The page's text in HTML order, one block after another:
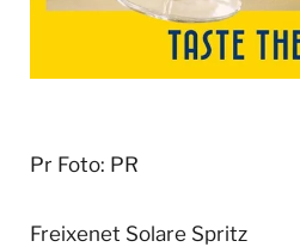
Pr Foto: PR
Freixenet Solare Spritz